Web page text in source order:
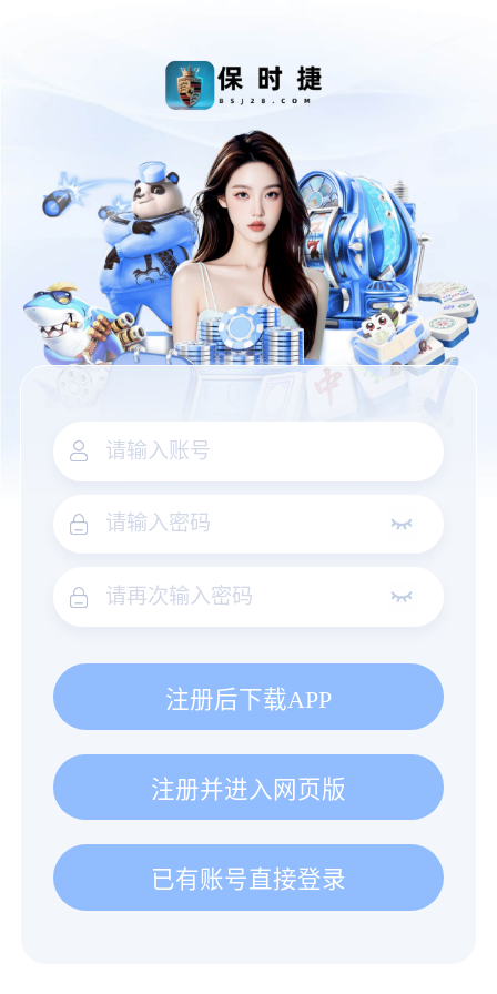
注册后下载APP
注册并进入网页版
已有账号直接登录